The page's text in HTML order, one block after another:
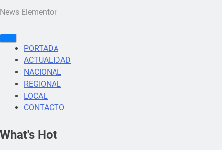
News Elementor
PORTADA
ACTUALIDAD
NACIONAL
REGIONAL
LOCAL
CONTACTO
What's Hot